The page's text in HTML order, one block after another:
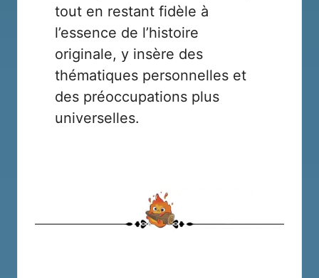
tout en restant fidèle à
l’essence de l’histoire
originale, y insère des
thématiques personnelles et
des préoccupations plus
universelles.